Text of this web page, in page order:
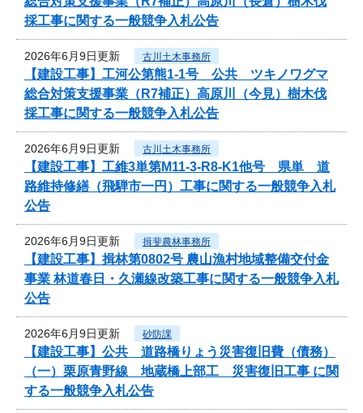
採工事に関する一般競争入札公告
2026年6月9日更新 古川土木事務所
【建設工事】工河公第熊1-1号 公共 ツキノワグマ
総合対策支援事業（R7補正）高原川（今見）樹木伐
採工事に関する一般競争入札公告
2026年6月9日更新 古川土木事務所
【建設工事】工維3単第M11-3-R8-K1他号 県単 道
路維持修繕（飛騨市一円）工事に関する一般競争入札
公告
2026年6月9日更新 揖斐農林事務所
【建設工事】揖林第0802号 農山漁村地域整備交付金
事業 林道春日・久瀬線改築工事に関する一般競争入札
公告
2026年6月9日更新 砂防課
【建設工事】公共 道路橋りょう災害復旧費（債務）
（一）栗原青野線 地蔵橋上部工 災害復旧工事 に関
する一般競争入札公告